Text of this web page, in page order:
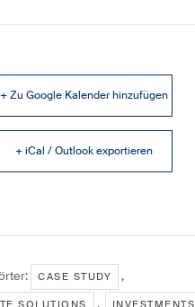
+ Zu Google Kalender hinzufügen
+ iCal / Outlook exportieren
CASE STUDY ,